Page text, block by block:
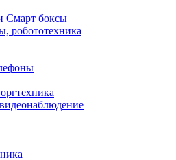
Смарт боксы
робототехника